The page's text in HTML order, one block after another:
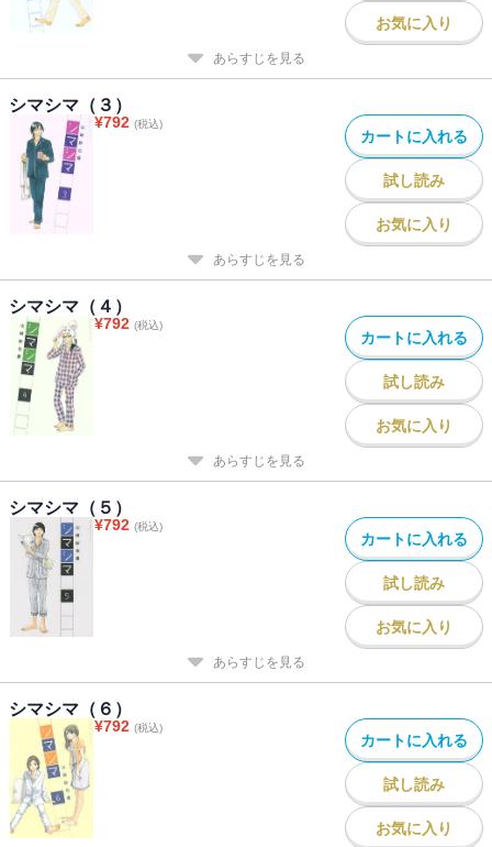
お気に入り
あらすじを見る
シマシマ（３）
¥792 (税込)
カートに入れる
試し読み
お気に入り
あらすじを見る
シマシマ（４）
¥792 (税込)
カートに入れる
試し読み
お気に入り
あらすじを見る
シマシマ（５）
¥792 (税込)
カートに入れる
試し読み
お気に入り
あらすじを見る
シマシマ（６）
¥792 (税込)
カートに入れる
試し読み
お気に入り